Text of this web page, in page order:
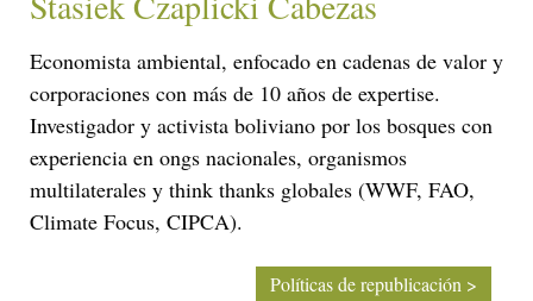
Economista ambiental, enfocado en cadenas de valor y
corporaciones con más de 10 años de expertise.
Investigador y activista boliviano por los bosques con
experiencia en ongs nacionales, organismos
multilaterales y think thanks globales (WWF, FAO,
Climate Focus, CIPCA).
Políticas de republicación >